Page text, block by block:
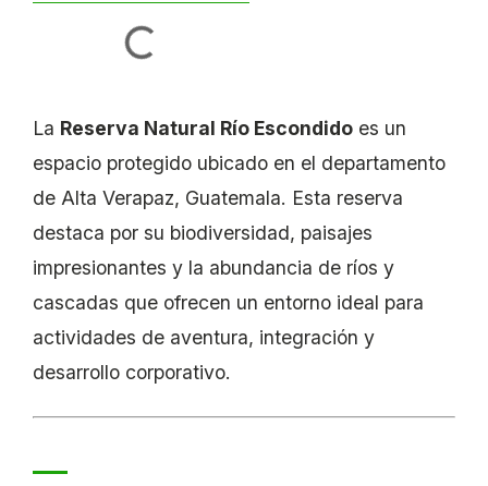
La Reserva Natural Río Escondido es un
espacio protegido ubicado en el departamento
de Alta Verapaz, Guatemala. Esta reserva
destaca por su biodiversidad, paisajes
impresionantes y la abundancia de ríos y
cascadas que ofrecen un entorno ideal para
actividades de aventura, integración y
desarrollo corporativo.